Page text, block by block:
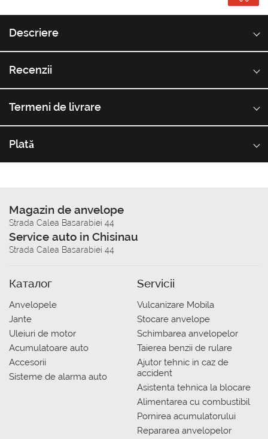
Descriere
Recenzii
Termeni de livrare
Plată
Magazin de anvelope
Strada Calea Basarabiei 44
Service auto in Chisinau
Strada Calea Basarabiei 44
Каталог
Anvelopele
Jante
Uleiuri de motor
Acumulatoare auto
Accesorii
Sisteme de alarma auto
Servicii
Vulcanizare Mobila
Stocare anvelope
Schimbarea anvelopelor
Taierea benzii de rulare
Ajutor tehnic in caz de
accident
Asistenta tehnica la blocare
Alimentarea cu combustibil
Pornirea acumulatorului
Repararea anvelopelor